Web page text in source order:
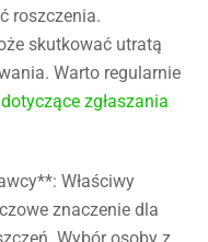
roszczenia.
skutkować utratą
Warto regularnie
zgłaszania
Właściwy
znaczenie dla